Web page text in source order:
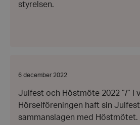
styrelsen.
Datum:
december
6 december 2022
Julfest och Höstmöte 2022 ”/” I
Hörselföreningen haft sin
sammanslagen med Höstmötet.